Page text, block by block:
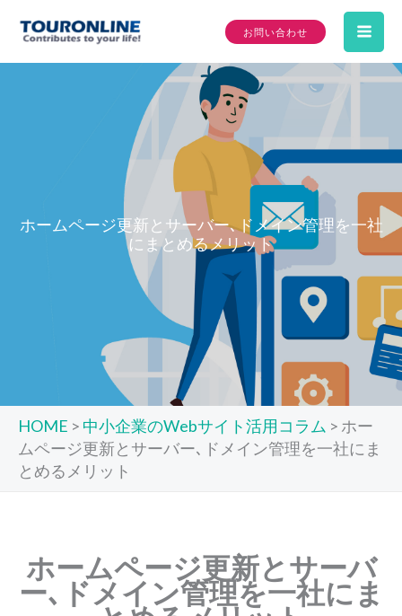
を
お問い合わせ
ホームページ更新とサーバー､ドメイン管理を一社
にまとめるメリット
HOME > 中小企業のWebサイト活用コラム > ホー
ムページ更新とサーバー､ドメイン管理を一社にま
とめるメリット
ホームページ更新とサーバ
ー､ドメイン管理を一社にま